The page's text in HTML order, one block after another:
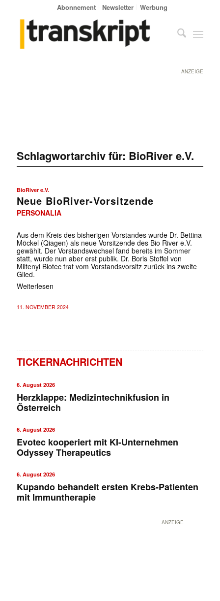
Abonnement Newsletter Werbung
ANZEIGE
Schlagwortarchiv für: BioRiver e.V.
BioRiver e.V.
Neue BioRiver-Vorsitzende
PERSONALIA
Aus dem Kreis des bisherigen Vorstandes wurde Dr. Bettina
Möckel (Qiagen) als neue Vorsitzende des Bio River e.V.
gewählt. Der Vorstandswechsel fand bereits im Sommer
statt, wurde nun aber erst publik. Dr. Boris Stoffel von
Miltenyi Biotec trat vom Vorstandsvorsitz zurück ins zweite
Glied.
Weiterlesen
11. NOVEMBER 2024
TICKERNACHRICHTEN
6. August 2026
Herzklappe: Medizintechnikfusion in
Österreich
6. August 2026
Evotec kooperiert mit KI-Unternehmen
Odyssey Therapeutics
6. August 2026
Kupando behandelt ersten Krebs-Patienten
mit Immuntherapie
ANZEIGE